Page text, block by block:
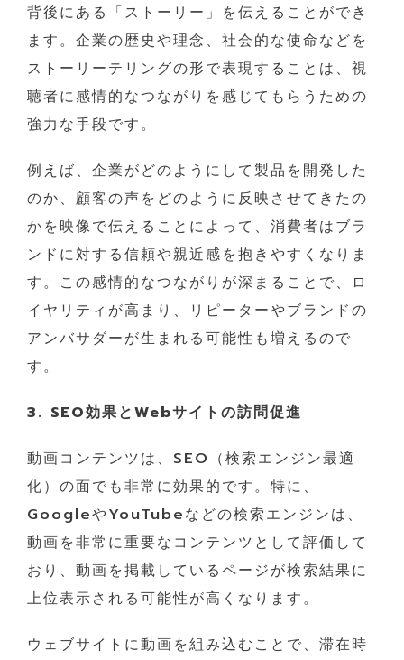
背後にある「ストーリー」を伝えることができ
ます。企業の歴史や理念、社会的な使命などを
ストーリーテリングの形で表現することは、視
聴者に感情的なつながりを感じてもらうための
強力な手段です。
例えば、企業がどのようにして製品を開発した
のか、顧客の声をどのように反映させてきたの
かを映像で伝えることによって、消費者はブラ
ンドに対する信頼や親近感を抱きやすくなりま
す。この感情的なつながりが深まることで、ロ
イヤリティが高まり、リピーターやブランドの
アンバサダーが生まれる可能性も増えるので
す。
3. SEO効果とWebサイトの訪問促進
動画コンテンツは、SEO（検索エンジン最適
化）の面でも非常に効果的です。特に、
GoogleやYouTubeなどの検索エンジンは、
動画を非常に重要なコンテンツとして評価して
おり、動画を掲載しているページが検索結果に
上位表示される可能性が高くなります。
ウェブサイトに動画を組み込むことで、滞在時